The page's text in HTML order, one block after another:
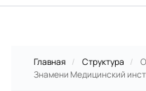
Главная / Структура /
Знамени Медицинский